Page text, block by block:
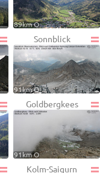
89km O
Sonnblick
91km O
Goldbergkees
91km O
Kolm-Saigurn